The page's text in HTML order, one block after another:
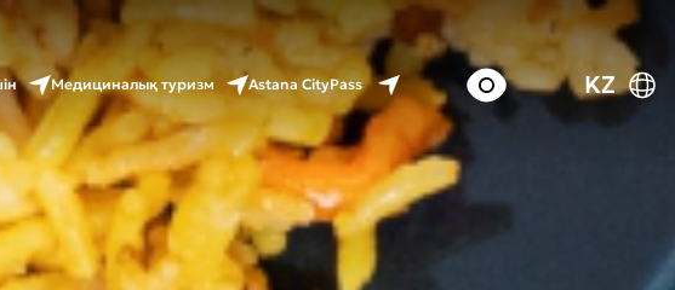
Медициналық туризм Astana CityPass KZ